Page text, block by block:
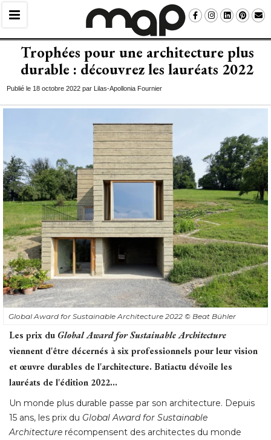
Trophées pour une architecture plus
durable : découvrez les lauréats 2022
Publié le 18 octobre 2022 par Lilas-Apollonia Fournier
Global Award for Sustainable Architecture 2022 © Beat Bühler
Les prix du Global Award for Sustainable Architecture
viennent d'être décernés à six professionnels pour leur vision
et œuvre durables de l'architecture. Batiactu dévoile les
lauréats de l'édition 2022...
Un monde plus durable passe par son architecture. Depuis
15 ans, les prix du Global Award for Sustainable
Architecture récompensent des architectes du monde